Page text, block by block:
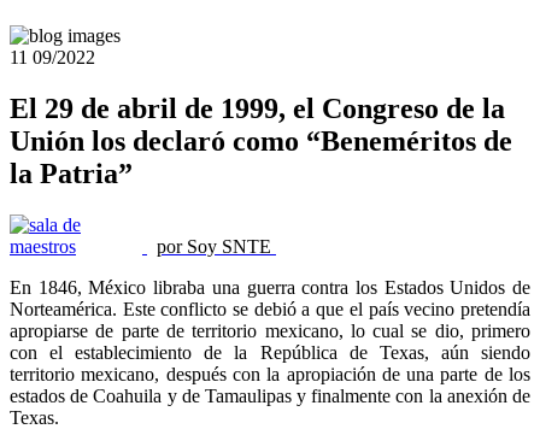
11 09/2022
El 29 de abril de 1999, el Congreso de la
Unión los declaró como “Beneméritos de
la Patria”
por Soy SNTE
En 1846, México libraba una guerra contra los Estados Unidos de
Norteamérica. Este conflicto se debió a que el país vecino pretendía
apropiarse de parte de territorio mexicano, lo cual se dio, primero
con el establecimiento de la República de Texas, aún siendo
territorio mexicano, después con la apropiación de una parte de los
estados de Coahuila y de Tamaulipas y finalmente con la anexión de
Texas.